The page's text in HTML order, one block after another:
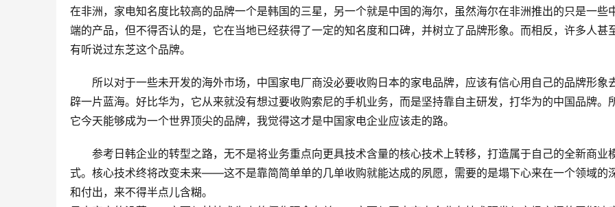
在非洲，家电知名度比较高的品牌一个是韩国的三星，另一个就是中国的海尔，虽然海尔在非洲推出的只是一些
端的产品，但不得否认的是，它在当地已经获得了一定的知名度和口碑，并树立了品牌形象。而相反，许多人甚
有听说过东芝这个品牌。
所以对于一些未开发的海外市场，中国家电厂商没必要收购日本的家电品牌，应该有信心用自己的品牌形象
辟一片蓝海。好比华为，它从来就没有想过要收购索尼的手机业务，而是坚持靠自主研发，打华为的中国品牌。
它今天能够成为一个世界顶尖的品牌，我觉得这才是中国家电企业应该走的路。
参考日韩企业的转型之路，无不是将业务重点向更具技术含量的核心技术上转移，打造属于自己的全新商业
式。核心技术终将改变未来——这不是靠简简单单的几单收购就能达成的夙愿，需要的是塌下心来在一个领域的
和付出，来不得半点儿含糊。